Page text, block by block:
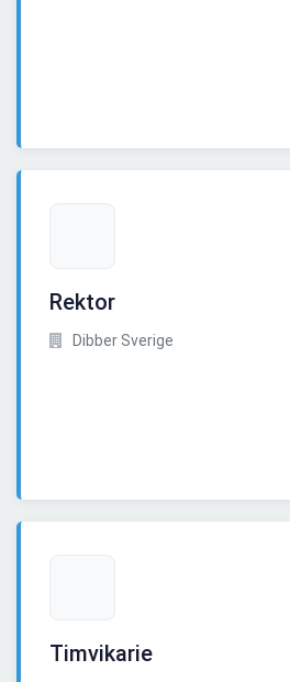
Rektor
Dibber Sverige
Timvikarie